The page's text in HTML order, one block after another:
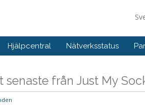
Hjälpcentral Nätverksstatus
senaste från Just My